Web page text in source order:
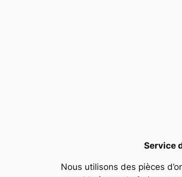
Service
Nous utilisons des pièces